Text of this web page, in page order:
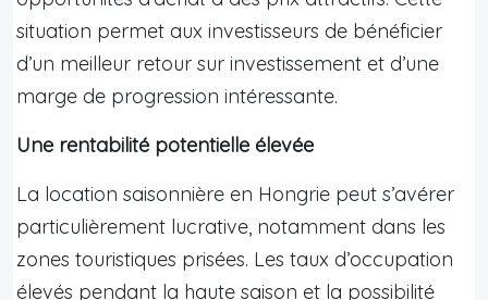
situation permet aux investisseurs de bénéficier
d’un meilleur retour sur investissement et d’une
marge de progression intéressante.
Une rentabilité potentielle élevée
La location saisonnière en Hongrie peut s’avérer
particulièrement lucrative, notamment dans les
zones touristiques prisées. Les taux d’occupation
élevés pendant la haute saison et la possibilité